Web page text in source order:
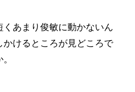
くあまり俊敏に動かないん
かけるところが見どころで